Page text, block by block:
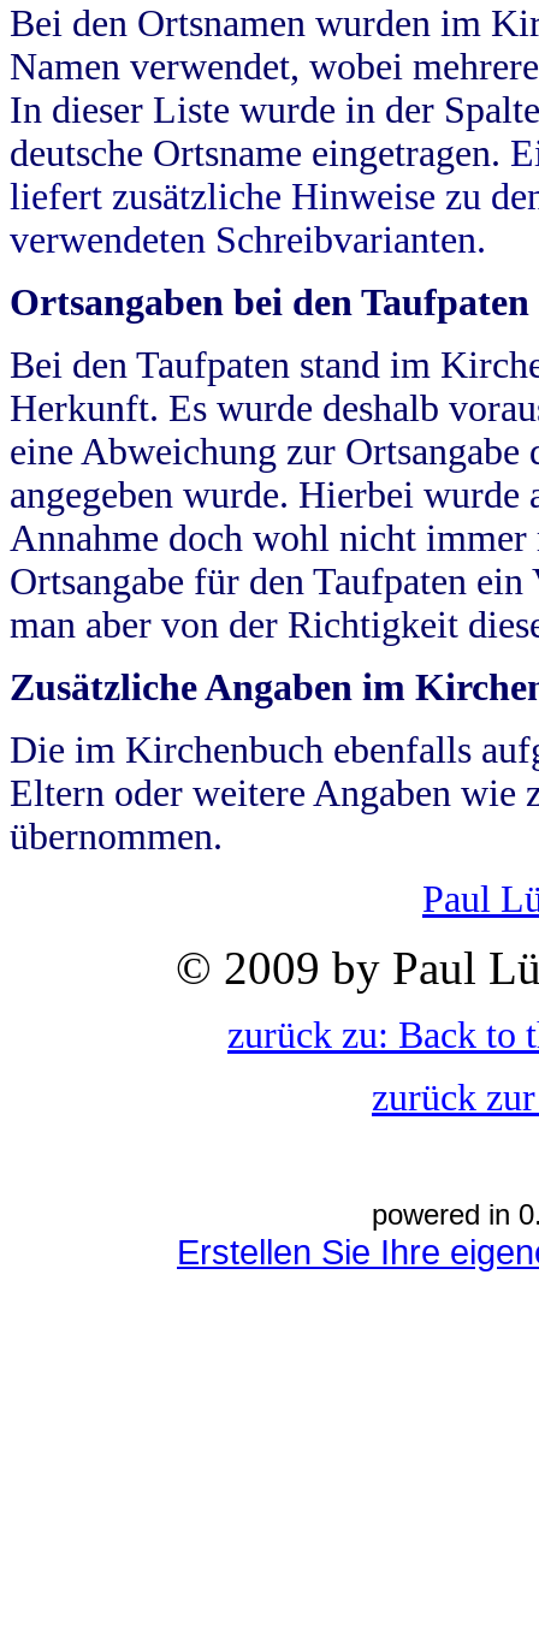
Bei den Ortsnamen wurden im
Namen verwendet, wobei
In dieser Liste wurde in der
deutsche Ortsname eingetragen.
liefert zusätzliche Hinweise zu
verwendeten Schreibvarianten.
Ortsangaben bei den Taufpaten
Bei den Taufpaten stand im
Herkunft. Es wurde deshalb
eine Abweichung zur
angegeben wurde. Hierbei wurde
Annahme doch wohl nicht
Ortsangabe für den Taufpaten
man aber von der Richtigkeit
Zusätzliche Angaben im
Die im Kirchenbuch ebenfalls
Eltern oder weitere Angaben wie
übernommen.
Paul
© 2009 by Paul
zurück zu: Back to
zurück
powered in
Erstellen Sie Ihre